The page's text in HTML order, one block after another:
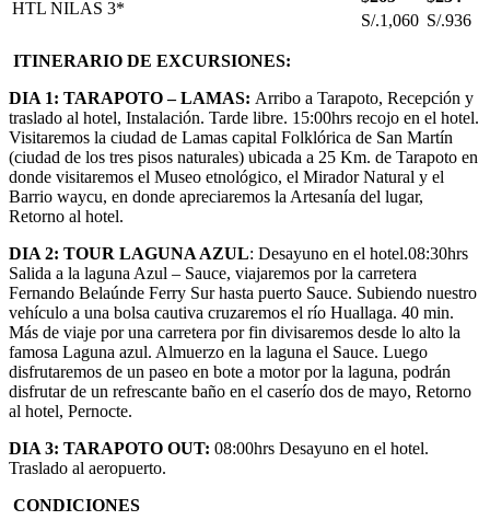
HTL NILAS 3*
S/.1,060 S/.936
ITINERARIO DE EXCURSIONES:
DIA 1: TARAPOTO – LAMAS: Arribo a Tarapoto, Recepción y
traslado al hotel, Instalación. Tarde libre. 15:00hrs recojo en el hotel.
Visitaremos la ciudad de Lamas capital Folklórica de San Martín
(ciudad de los tres pisos naturales) ubicada a 25 Km. de Tarapoto en
donde visitaremos el Museo etnológico, el Mirador Natural y el
Barrio waycu, en donde apreciaremos la Artesanía del lugar,
Retorno al hotel.
DIA 2: TOUR LAGUNA AZUL: Desayuno en el hotel.08:30hrs
Salida a la laguna Azul – Sauce, viajaremos por la carretera
Fernando Belaúnde Ferry Sur hasta puerto Sauce. Subiendo nuestro
vehículo a una bolsa cautiva cruzaremos el río Huallaga. 40 min.
Más de viaje por una carretera por fin divisaremos desde lo alto la
famosa Laguna azul. Almuerzo en la laguna el Sauce. Luego
disfrutaremos de un paseo en bote a motor por la laguna, podrán
disfrutar de un refrescante baño en el caserío dos de mayo, Retorno
al hotel, Pernocte.
DIA 3: TARAPOTO OUT: 08:00hrs Desayuno en el hotel.
Traslado al aeropuerto.
CONDICIONES